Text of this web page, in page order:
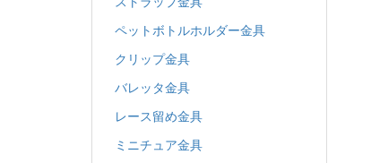
ペットボトルホルダー金具
クリップ金具
バレッタ金具
レース留め金具
ミニチュア金具